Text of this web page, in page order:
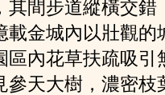
其間步道縱橫交錯
載金城內以壯觀的
區內花草扶疏吸引
參天大樹，濃密枝